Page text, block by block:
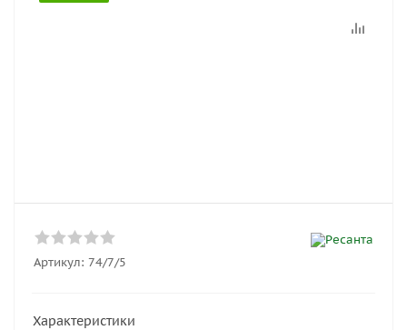
Артикул: 74/7/5
Характеристики